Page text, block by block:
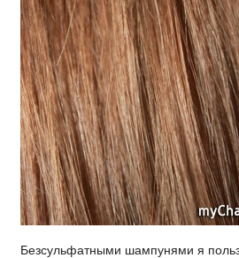
Безсульфатными шампунями я